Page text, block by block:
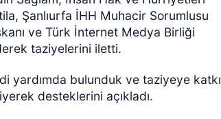
Şanlıurfa İHH Muhacir Sorumlusu
ve Türk İnternet Medya Birliği
taziyelerini iletti.
yardımda bulunduk ve taziyeye katkı
desteklerini açıkladı.